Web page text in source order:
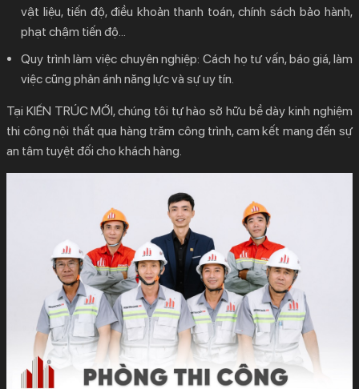
vật liệu, tiến độ, điều khoản thanh toán, chính sách bảo hành,
phạt chậm tiến độ…
Quy trình làm việc chuyên nghiệp: Cách họ tư vấn, báo giá, làm
việc cũng phản ánh năng lực và sự uy tín.
Tại KIẾN TRÚC MỚI, chúng tôi tự hào sở hữu bề dàykinh nghiệm
thi công nội thất qua hàng trăm công trình, cam kết mang đến sự
an tâm tuyệt đối cho khách hàng.